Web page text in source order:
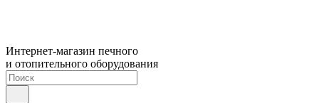
Интернет-магазин печного
и отопительного оборудования